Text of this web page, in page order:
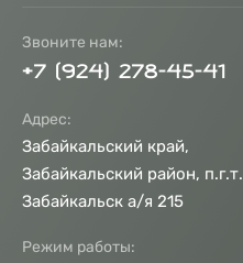
Звоните нам:
+7 (924) 278-45-41
Адрес:
Забайкальский край,
Забайкальский район, п.г.т.
Забайкальск а/я 215
Режим работы: